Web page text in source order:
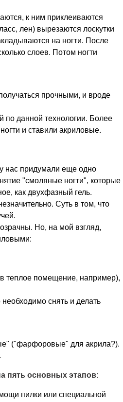
к ним приклеиваются
лен) вырезаются лоскутки
на ногти. После
слоев. Потом ногти
прочными, и вроде
по данной технологии. Более
и ставили акриловые.
нас придумали еще одно
"смоляные ногти", которые
как двухфазный гель.
Суть в том, что
Но, на мой взгляд,
теплое помещение, например),
снять и делать
("фарфоровые" для акрила?).
пять основных этапов:
пилки или специальной